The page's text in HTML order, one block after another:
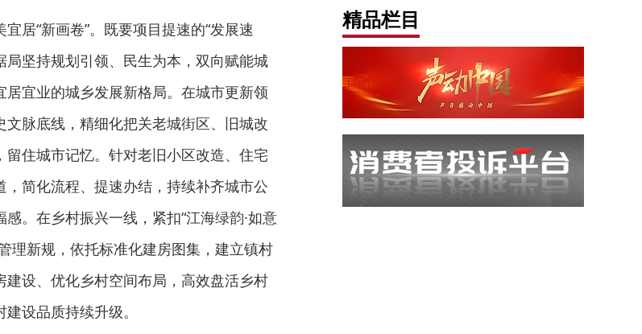
居“新画卷”。既要项目提速的“发展速
局坚持规划引领、民生为本，双向赋能城
宜业的城乡发展新格局。在城市更新领
脉底线，精细化把关老城街区、旧城改
住城市记忆。针对老旧小区改造、住宅
简化流程、提速办结，持续补齐城市公
。在乡村振兴一线，紧扣“江海绿韵·如意
理新规，依托标准化建房图集，建立镇村
设、优化乡村空间布局，高效盘活乡村
设品质持续升级。
精品栏目